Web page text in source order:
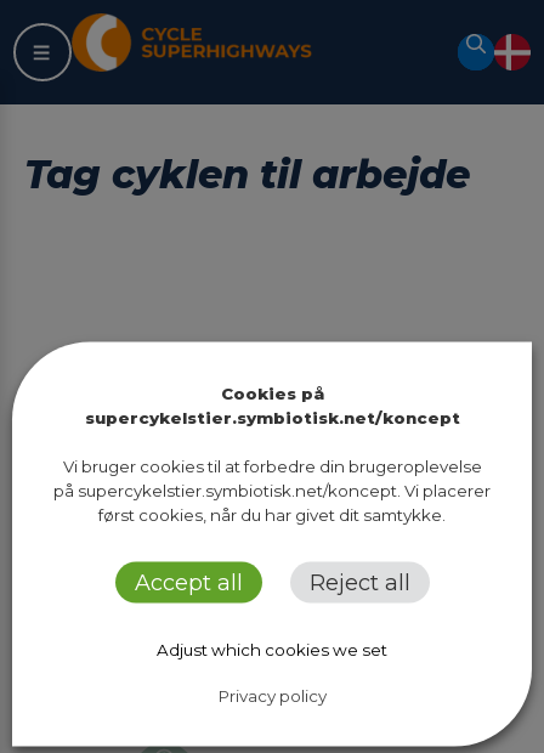
to
content
Search
Tag cyklen til arbejde
Didn’t find what you were looking
for? Try searching:
Search
Cookies på
supercykelstier.symbiotisk.net/koncept
Vi bruger cookies til at forbedre din brugeroplevelse
på supercykelstier.symbiotisk.net/koncept. Vi placerer
først cookies, når du har givet dit samtykke.
Accept all Reject all
Adjust which cookies we set
Privacy policy